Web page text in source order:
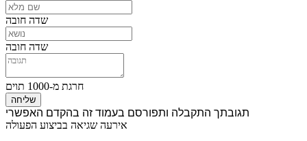
שדה חובה
שדה חובה
חרגת מ-1000 תוים
שליחה
תגובתך התקבלה ותפורסם בעמוד זה בהקדם האפשרי
אירעה שגיאה בביצוע הפעולה